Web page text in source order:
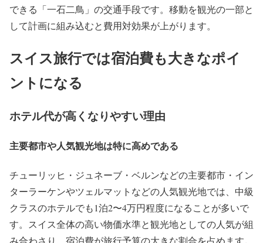
できる「一石二鳥」の交通手段です。移動を観光の一部と
して計画に組み込むと費用対効果が上がります。
スイス旅行では宿泊費も大きなポイ
ントになる
ホテル代が高くなりやすい理由
主要都市や人気観光地は特に高めである
チューリッヒ・ジュネーブ・ベルンなどの主要都市・イン
ターラーケンやツェルマットなどの人気観光地では、中級
クラスのホテルでも1泊2〜4万円程度になることが多いで
す。スイス全体の高い物価水準と観光地としての人気が組
み合わさり、宿泊費が旅行予算の大きな割合を占めます。